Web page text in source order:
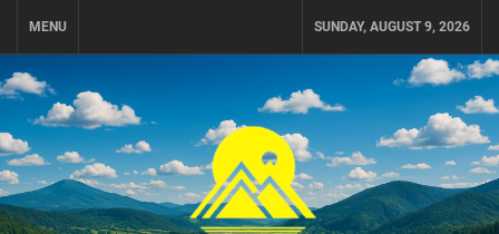
MENU SUNDAY, AUGUST 9, 2026